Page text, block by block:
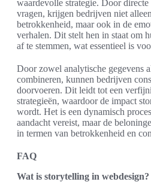
waardevolle strategie. Door
vragen, krijgen bedrijven niet
betrokkenheid, maar ook in de
verhalen. Dit stelt hen in staat om
af te stemmen, wat essentieel is
Door zowel analytische gegevens
combineren, kunnen bedrijven
doorvoeren. Dit leidt tot een
strategieën, waardoor de impact
wordt. Het is een dynamisch
aandacht vereist, maar de
in termen van betrokkenheid en
FAQ
Wat is storytelling in webdesign?